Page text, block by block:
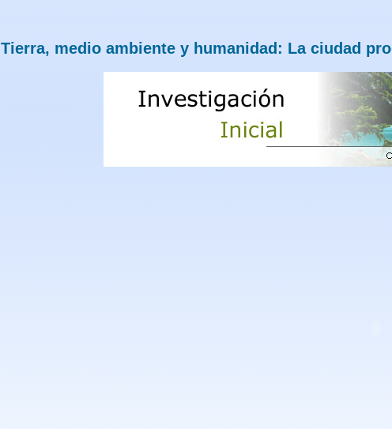
Tierra, medio ambiente y humanidad: La ciudad